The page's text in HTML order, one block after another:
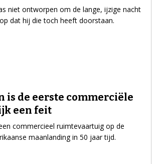
niet ontworpen om de lange, ijzige nacht
dat hij die toch heeft doorstaan.
is de eerste commerciële
een feit
commercieel ruimtevaartuig op de
maanlanding in 50 jaar tijd.